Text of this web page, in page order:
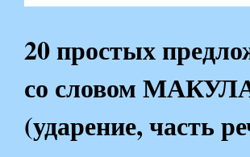
20 простых
со словом
(ударение, часть